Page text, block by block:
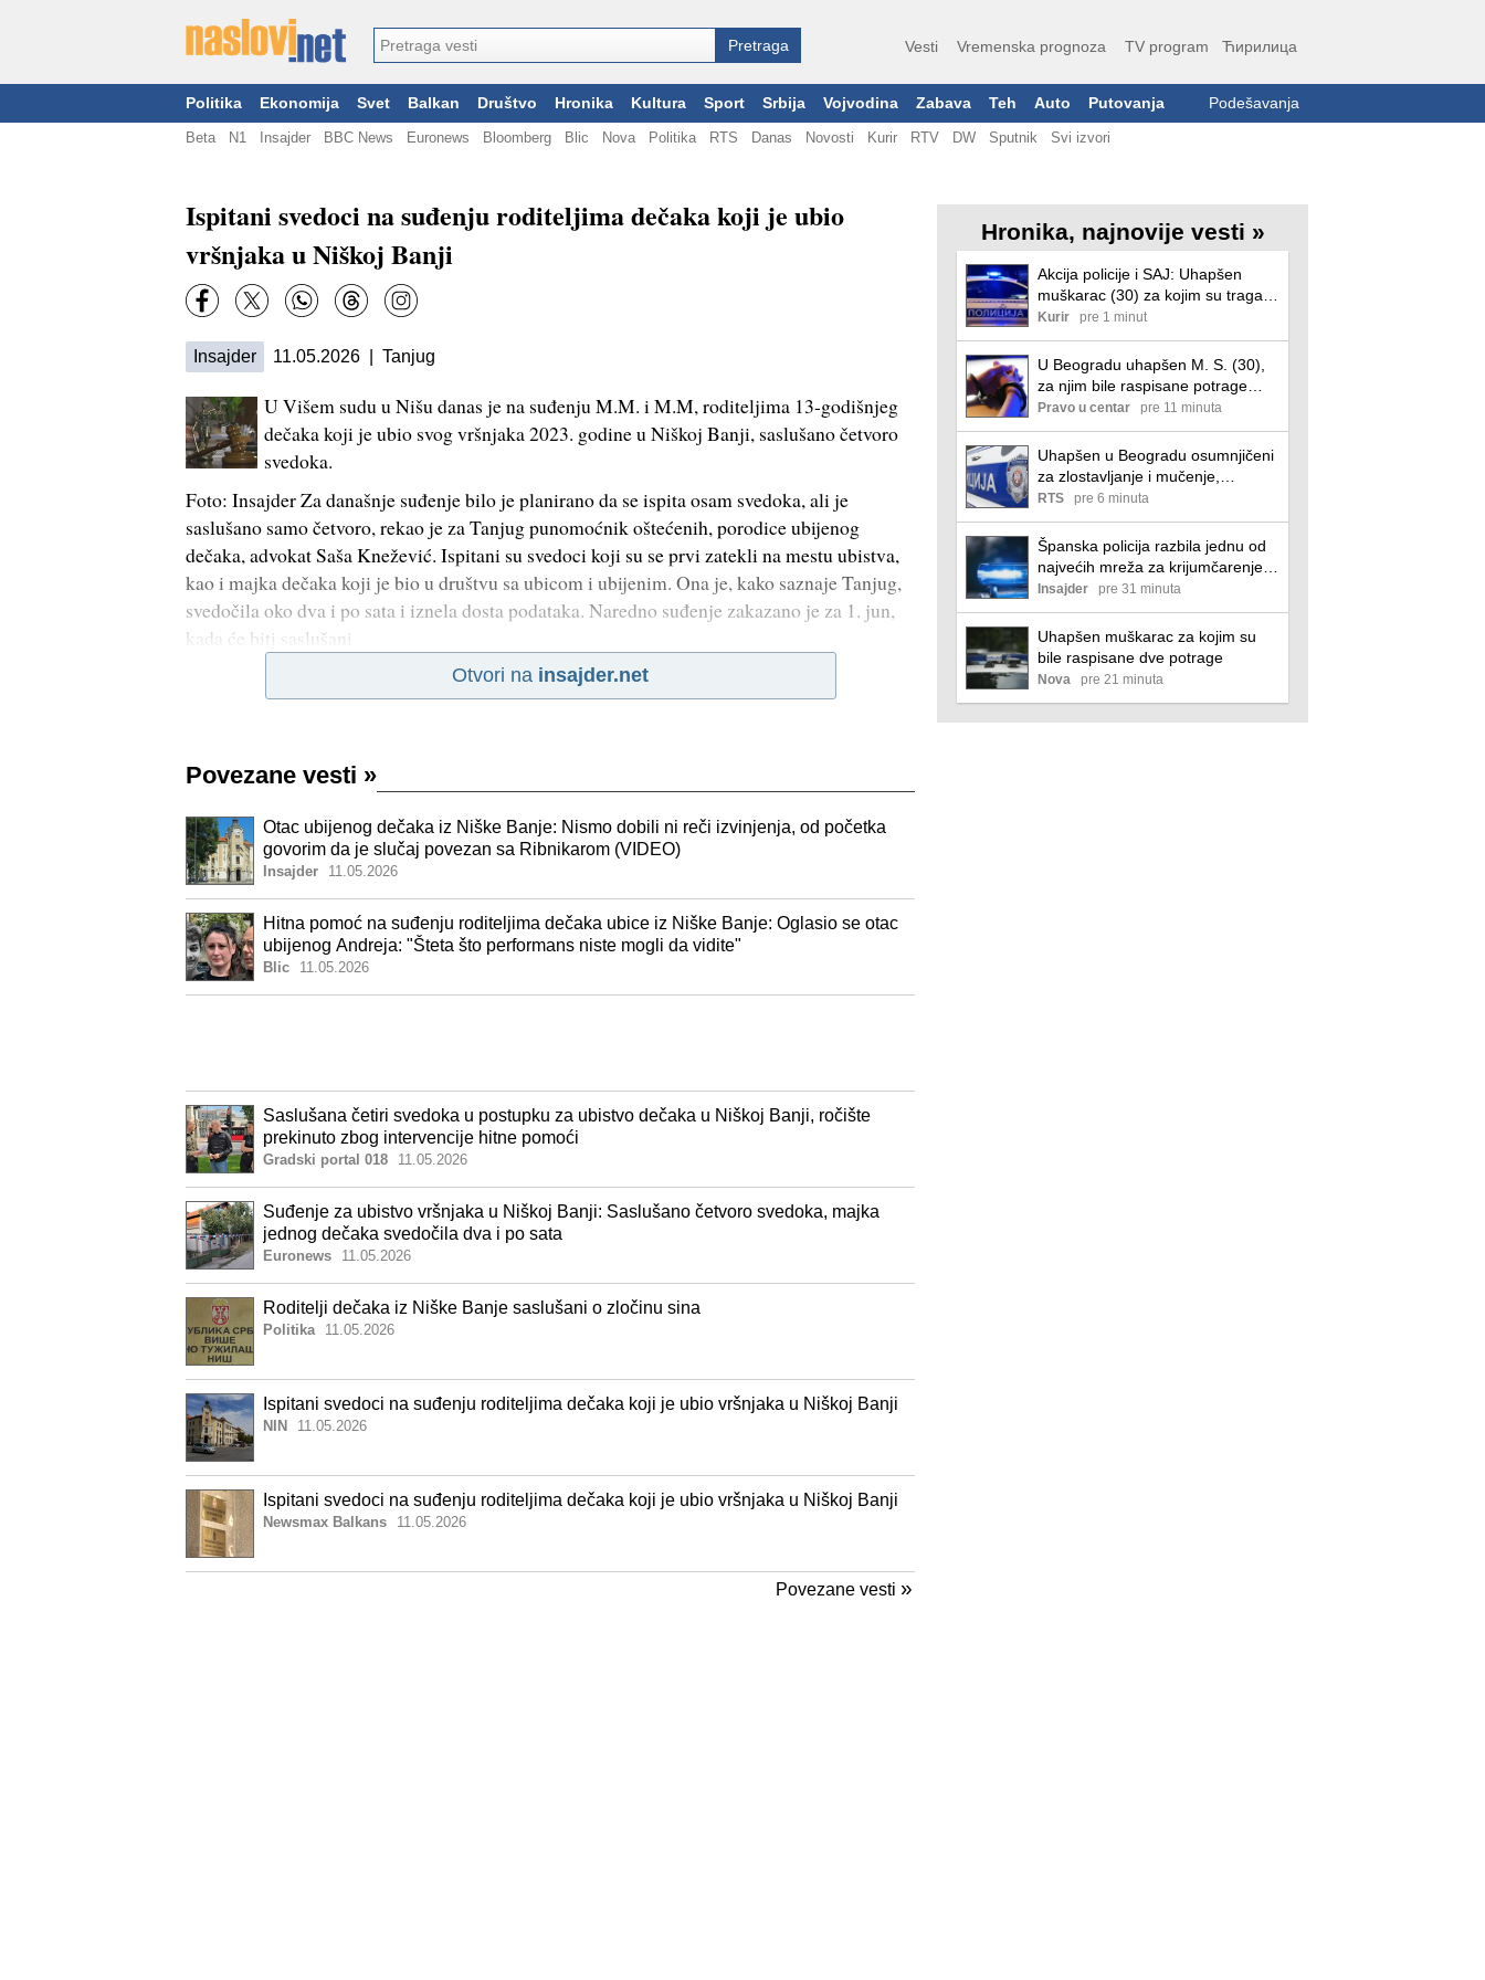
Vesti Vremenska prognoza TV program Ћирилица
Politika Ekonomija Svet Balkan Društvo Hronika Kultura Sport Srbija Vojvodina Zabava Teh Auto Putovanja Podešavanja
Beta N1 Insajder BBC News Euronews Bloomberg Blic Nova Politika RTS Danas Novosti Kurir RTV DW Sputnik Svi izvori
Ispitani svedoci na suđenju roditeljima dečaka koji je ubio
vršnjaka u Niškoj Banji
Insajder 11.05.2026 | Tanjug
U Višem sudu u Nišu danas je na suđenju M.M. i M.M, roditeljima 13-godišnjeg
dečaka koji je ubio svog vršnjaka 2023. godine u Niškoj Banji, saslušano četvoro
svedoka.
Foto: Insajder Za današnje suđenje bilo je planirano da se ispita osam svedoka, ali je
saslušano samo četvoro, rekao je za Tanjug punomoćnik oštećenih, porodice ubijenog
dečaka, advokat Saša Knežević. Ispitani su svedoci koji su se prvi zatekli na mestu ubistva,
kao i majka dečaka koji je bio u društvu sa ubicom i ubijenim. Ona je, kako saznaje Tanjug,
svedočila oko dva i po sata i iznela dosta podataka. Naredno suđenje zakazano je za 1. jun,
kada će biti saslušani
Otvori na insajder.net
Povezane vesti »
Otac ubijenog dečaka iz Niške Banje: Nismo dobili ni reči izvinjenja, od početka
govorim da je slučaj povezan sa Ribnikarom (VIDEO)
Insajder 11.05.2026
Hitna pomoć na suđenju roditeljima dečaka ubice iz Niške Banje: Oglasio se otac
ubijenog Andreja: "Šteta što performans niste mogli da vidite"
Blic 11.05.2026
Saslušana četiri svedoka u postupku za ubistvo dečaka u Niškoj Banji, ročište
prekinuto zbog intervencije hitne pomoći
Gradski portal 018 11.05.2026
Suđenje za ubistvo vršnjaka u Niškoj Banji: Saslušano četvoro svedoka, majka
jednog dečaka svedočila dva i po sata
Euronews 11.05.2026
Roditelji dečaka iz Niške Banje saslušani o zločinu sina
Politika 11.05.2026
Ispitani svedoci na suđenju roditeljima dečaka koji je ubio vršnjaka u Niškoj Banji
NIN 11.05.2026
Ispitani svedoci na suđenju roditeljima dečaka koji je ubio vršnjaka u Niškoj Banji
Newsmax Balkans 11.05.2026
Povezane vesti »
Hronika, najnovije vesti »
Akcija policije i SAJ: Uhapšen
muškarac (30) za kojim su tragali
Beograd i Valjevo, sudija mu
odmah odredio pritvor! Evo za šta
se tereti
Kurir pre 1 minut
U Beogradu uhapšen M. S. (30),
za njim bile raspisane potrage
policije u Valjevu i Beogradu
Pravo u centar pre 11 minuta
Uhapšen u Beogradu osumnjičeni
za zlostavljanje i mučenje,
određen mu je pritvor od 30 dana
RTS pre 6 minuta
Španska policija razbila jednu od
najvećih mreža za krijumčarenje
ljudi na Mediteranu
Insajder pre 31 minuta
Uhapšen muškarac za kojim su
bile raspisane dve potrage
Nova pre 21 minuta